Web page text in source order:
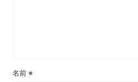
名前 ※